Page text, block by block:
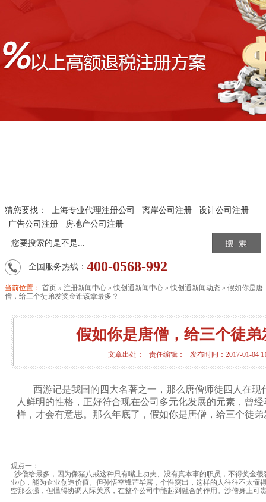
猜您要找： 上海专业代理注册公司 离岸公司注册
设计公司注册
广告公司注册
房地产公司注册
全国服务热线： 400-0568-992
当前位置： 首页 » 注册新闻中心 »快创通新闻中心 »快创通新闻动态 » 假如你是唐
僧，给三个徒弟发奖金谁该拿最多？
假如你是唐僧，给三个徒
文章出处： 责任编辑： 发布时间：2017-01-04
西游记是我国的四大名著之一，那么唐僧师徒四人在
人鲜明的性格，正好符合现在公司多元化发展的元素，曾
样，才会有意思。那么年底了，假如你是唐僧，给三个徒
观点一：
沙僧给最多，因为像猪八戒这种只有嘴上功夫、没有真本事的职员，不得奖金
业心，能为企业创造价值。但孙悟空锋芒毕露，个性突出，这样的人往往不太
空那么强，但懂得协调人际关系，在整个公司中能起到融合的作用。沙僧身上